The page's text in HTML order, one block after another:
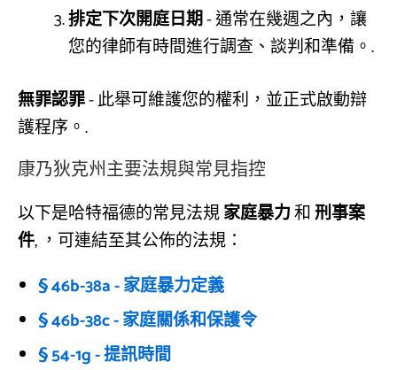
排定下次開庭日期- 通常在幾週之內，讓
您的律師有時間進行調查、談判和準備。.
無罪認罪- 此舉可維護您的權利，並正式啟動辯
護程序。.
康乃狄克州主要法規與常見指控
以下是哈特福德的常見法規家庭暴力和刑事案
件, ，可連結至其公佈的法規：
§ 46b-38a - 家庭暴力定義
§ 46b-38c - 家庭關係和保護令
§ 54-1g - 提訊時間